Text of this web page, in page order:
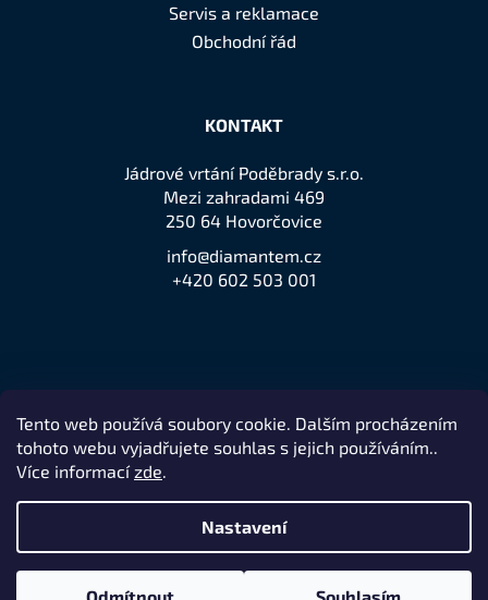
Tento web používá soubory cookie. Dalším procházením
tohoto webu vyjadřujete souhlas s jejich používáním..
Více informacízde.
Nastavení
Servis a reklamace
Obchodní řád
KONTAKT
Jádrové vrtání Poděbrady s.r.o.
Mezi zahradami 469
250 64 Hovorčovice
info@diamantem.cz
+420 602 503 001
Přijímáme online platby
NakódovaloRemedio Digital| Vytvořil Shoptet